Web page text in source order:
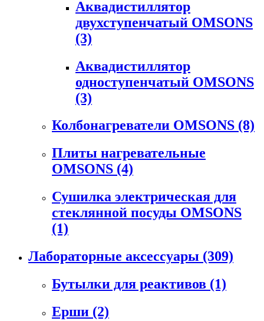
Аквадистиллятор
двухступенчатый OMSONS
(3)
Аквадистиллятор
одноступенчатый OMSONS
(3)
Колбонагреватели OMSONS (8)
Плиты нагревательные
OMSONS (4)
Сушилка электрическая для
стеклянной посуды OMSONS
(1)
Лабораторные аксессуары (309)
Бутылки для реактивов (1)
Ерши (2)